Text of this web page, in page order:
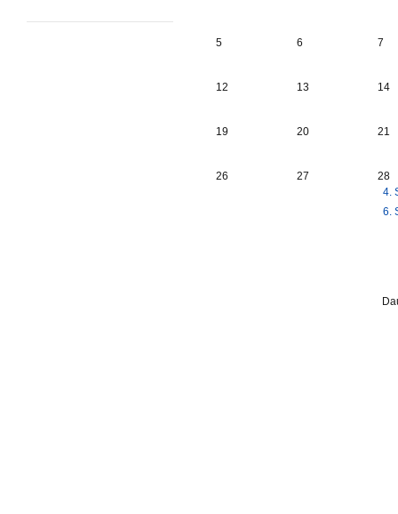
5 6 7
12 13 14
19 20 21
26 27
28
4.
6.